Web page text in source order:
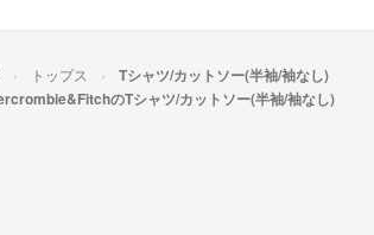
トップス Tシャツ/カットソー(半袖/袖なし)
のTシャツ/カットソー(半袖/袖なし)